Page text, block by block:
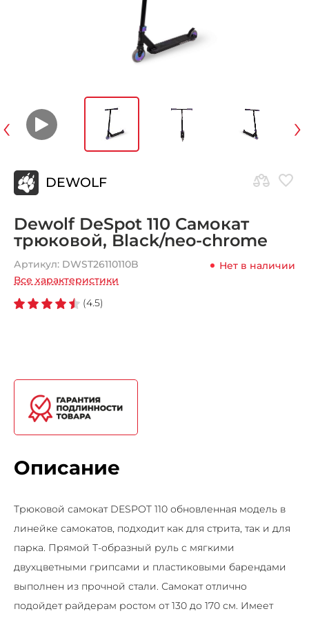
‹ ›
DEWOLF
Dewolf DeSpot 110 Самокат
трюковой, Black/neo-chrome
Артикул: DWST26110110B
Нет в наличии
Все характеристики
(4.5)
Описание
Трюковой самокат DESPOT 110 обновленная модель в
линейке самокатов, подходит как для стрита, так и для
парка. Прямой Т-образный руль с мягкими
двухцветными грипсами и пластиковыми барендами
выполнен из прочной стали. Самокат отлично
подойдет райдерам ростом от 130 до 170 см. Имеет